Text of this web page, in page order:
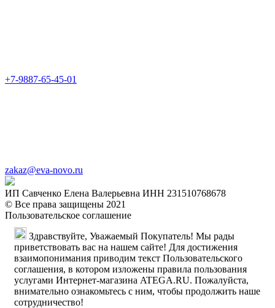
+7-9887-65-45-01
zakaz@eva-novo.ru
ИП Савченко Елена Валерьевна ИНН 231510768678
© Все права защищены 2021
Пользовательское соглашение
Здравствуйте, Уважаемый Покупатель! Мы рады
приветствовать вас на нашем сайте! Для достижения
взаимопонимания приводим текст Пользовательского
соглашения, в котором изложены правила пользования
услугами Интернет-магазина ATEGA.RU. Пожалуйста,
внимательно ознакомьтесь с ним, чтобы продолжить наше
сотрудничество!